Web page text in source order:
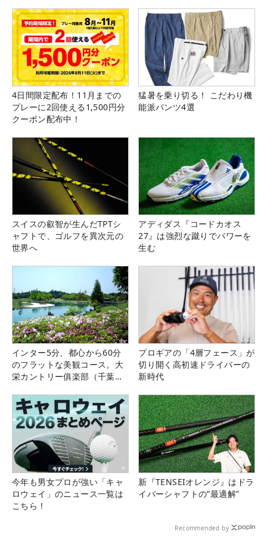
4日間限定配布！11月までの
プレーに2回使える1,500円分
クーポン配布中！
猛暑を乗り切る！ こだわり機
能派パンツ4選
スイスの叡智が生んだTPTシ
ャフトで、ゴルフを異次元の
世界へ
アディダス『コードカオス
27』は強烈な蹴りでパワーを
生む
インター5分、都心から60分
のフラットな美観コース。大
栄カントリー俱楽部（千葉
プロギアの「4層フェース」が
切り開く高初速ドライバーの
新時代
今年も男女プロが強い「キャ
ロウェイ」のニュース一覧は
こちら！
新『TENSEIオレンジ』はドラ
イバーシャフトの“最適解”
Recommended by